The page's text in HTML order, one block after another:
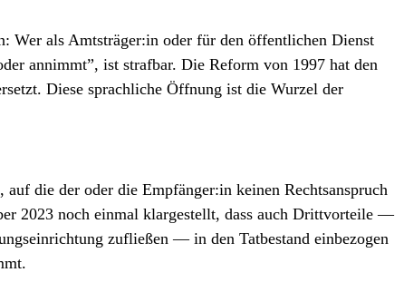
Wer als Amtsträger:in oder für den öffentlichen Dienst
annimmt”, ist strafbar. Die Reform von 1997 hat den
Diese sprachliche Öffnung ist die Wurzel der
die der oder die Empfänger:in keinen Rechts­anspruch
2023 noch einmal klargestellt, dass auch Drittvorteile —
zufließen — in den Tatbestand einbezogen